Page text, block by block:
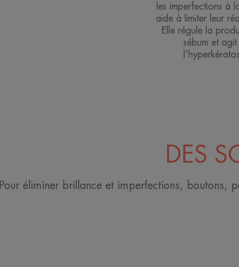
les imperfections à
aide à limiter leur
Elle régule la
sébum et agit
DES
Pour éliminer brillance et imperfections, boutons,